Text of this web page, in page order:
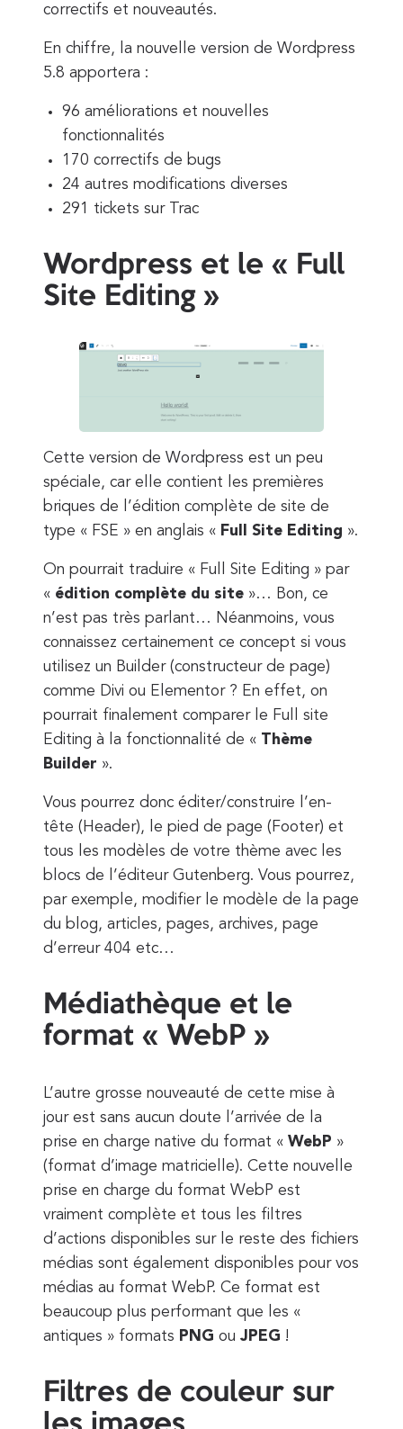
correctifs et nouveautés.
En chiffre, la nouvelle version de Wordpress
5.8 apportera :
96 améliorations et nouvelles
fonctionnalités
170 correctifs de bugs
24 autres modifications diverses
291 tickets sur Trac
Wordpress et le « Full
Site Editing »
Cette version de Wordpress est un peu
spéciale, car elle contient les premières
briques de l’édition complète de site de
type « FSE » en anglais « Full Site Editing ».
On pourrait traduire « Full Site Editing » par
« édition complète du site »… Bon, ce
n’est pas très parlant… Néanmoins, vous
connaissez certainement ce concept si vous
utilisez un Builder (constructeur de page)
comme Divi ou Elementor ? En effet, on
pourrait finalement comparer le Full site
Editing à la fonctionnalité de « Thème
Builder ».
Vous pourrez donc éditer/construire l’en-
tête (Header), le pied de page (Footer) et
tous les modèles de votre thème avec les
blocs de l’éditeur Gutenberg. Vous pourrez,
par exemple, modifier le modèle de la page
du blog, articles, pages, archives, page
d’erreur 404 etc…
Médiathèque et le
format « WebP »
L’autre grosse nouveauté de cette mise à
jour est sans aucun doute l’arrivée de la
prise en charge native du format « WebP »
(format d’image matricielle). Cette nouvelle
prise en charge du format WebP est
vraiment complète et tous les filtres
d’actions disponibles sur le reste des fichiers
médias sont également disponibles pour vos
médias au format WebP. Ce format est
beaucoup plus performant que les «
antiques » formats PNG ou JPEG !
Filtres de couleur sur